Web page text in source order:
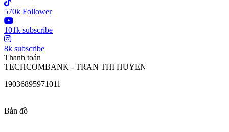
570k Follower
101k subscribe
8k subscribe
Thanh toán
TECHCOMBANK - TRAN THI HUYEN
19036895971011
Bản đồ